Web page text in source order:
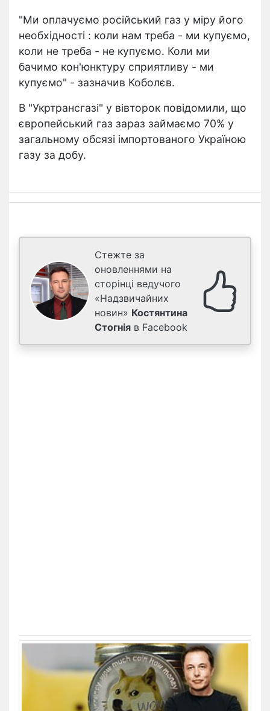
"Ми оплачуємо російський газ у міру його
необхідності : коли нам треба - ми купуємо,
коли не треба - не купуємо. Коли ми
бачимо кон'юнктуру сприятливу - ми
купуємо" - зазначив Коболєв.
В "Укртрансгазі" у вівторок повідомили, що
європейський газ зараз займаємо 70% у
загальному обсязі імпортованого Україною
газу за добу.
Стежте за
оновленнями на
сторінці ведучого
«Надзвичайних
новин» Костянтина
Стогнія в Facebook